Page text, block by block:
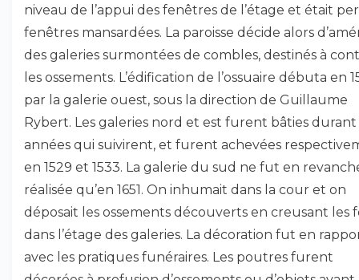
niveau de l’appui des fenêtres de l’étage et était
fenêtres mansardées. La paroisse décide alors
des galeries surmontées de combles, destinés à
les ossements. L’édification de l’ossuaire débuta en
par la galerie ouest, sous la direction de Guillaume
Rybert. Les galeries nord et est furent bâties durant
années qui suivirent, et furent achevées
en 1529 et 1533. La galerie du sud ne fut en
réalisée qu’en 1651. On inhumait dans la cour et on
déposait les ossements découverts en creusant les
dans l’étage des galeries. La décoration fut en
avec les pratiques funéraires. Les poutres furent